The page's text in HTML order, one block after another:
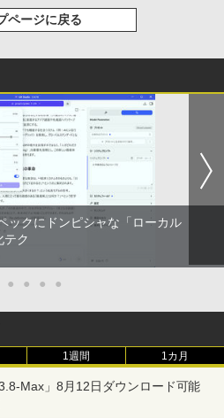
ページに戻る
ックにドンピシャな「ローカル
テク
● ● ● ●
1週間 1カ月
Max」8月12日ダウンロード可能